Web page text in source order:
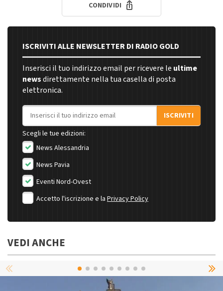
CONDIVIDI
ISCRIVITI ALLE NEWSLETTER DI RADIO GOLD
Inserisci il tuo indirizzo email per ricevere le ultime
newsdirettamente nella tua casella di posta
elettronica.
Indirizzo email
ISCRIVITI
Scegli le tue edizioni:
News Alessandria
News Pavia
Eventi Nord-Ovest
Accetto l'iscrizione e la Privacy Policy
VEDI ANCHE